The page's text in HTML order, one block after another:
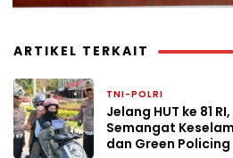
ARTIKEL TERKAIT
TNI-POLRI
Jelang HUT ke 81
Semangat
dan Green Policing